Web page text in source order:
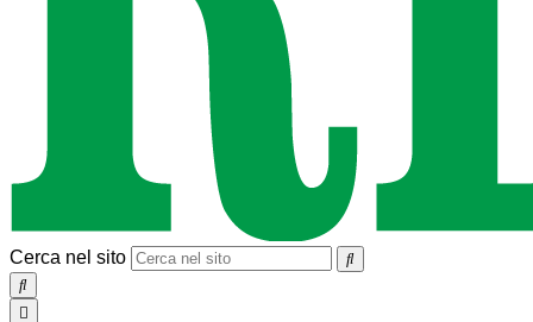
Cerca nel sito
SEARCH
Toggle